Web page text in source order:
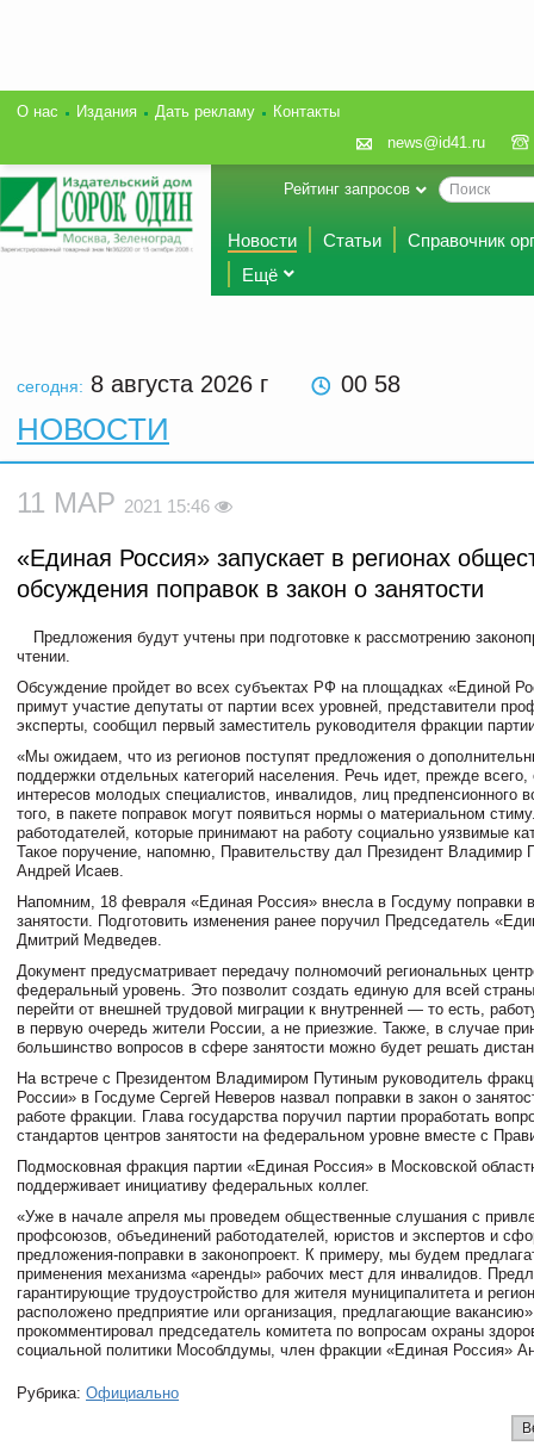
О нас Издания Дать рекламу
Контакты
news@id41.ru
Рейтинг запросов
Новости Статьи
Справочник
Ещё
сегодня: 8 августа 2026 г 00 58
НОВОСТИ
11 МАР 2021 15:46
«Единая Россия» запускает в регионах
обсуждения поправок в закон о занятости
Предложения будут учтены при подготовке к рассмотрению
чтении.
Обсуждение пройдет во всех субъектах РФ на площадках «Единой
примут участие депутаты от партии всех уровней, представители
эксперты, сообщил первый заместитель руководителя фракции
«Мы ожидаем, что из регионов поступят предложения о
поддержки отдельных категорий населения. Речь идет, прежде
интересов молодых специалистов, инвалидов, лиц предпенсионного
того, в пакете поправок могут появиться нормы о материальном
работодателей, которые принимают на работу социально уязвимые
Такое поручение, напомню, Правительству дал Президент Владимир
Андрей Исаев.
Напомним, 18 февраля «Единая Россия» внесла в Госдуму поправки
занятости. Подготовить изменения ранее поручил Председатель
Дмитрий Медведев.
Документ предусматривает передачу полномочий региональных
федеральный уровень. Это позволит создать единую для всей
перейти от внешней трудовой миграции к внутренней — то есть,
в первую очередь жители России, а не приезжие. Также, в случае
большинство вопросов в сфере занятости можно будет решать
На встрече с Президентом Владимиром Путиным руководитель
России» в Госдуме Сергей Неверов назвал поправки в закон о
работе фракции. Глава государства поручил партии проработать
стандартов центров занятости на федеральном уровне вместе с
Подмосковная фракция партии «Единая Россия» в Московской
поддерживает инициативу федеральных коллег.
«Уже в начале апреля мы проведем общественные слушания с
профсоюзов, объединений работодателей, юристов и экспертов и
предложения-поправки в законопроект. К примеру, мы будем
применения механизма «аренды» рабочих мест для инвалидов.
гарантирующие трудоустройство для жителя муниципалитета и
расположено предприятие или организация, предлагающие
прокомментировал председатель комитета по вопросам охраны
социальной политики Мособлдумы, член фракции «Единая Россия»
Рубрика: Официально